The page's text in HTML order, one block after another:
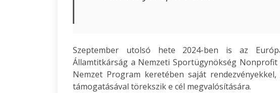
Szeptember utolsó hete 2024-ben is az
Államtitkárság a Nemzeti Sportügynökség Nonprofit
Nemzet Program keretében saját
támogatásával törekszik e cél megvalósítására.